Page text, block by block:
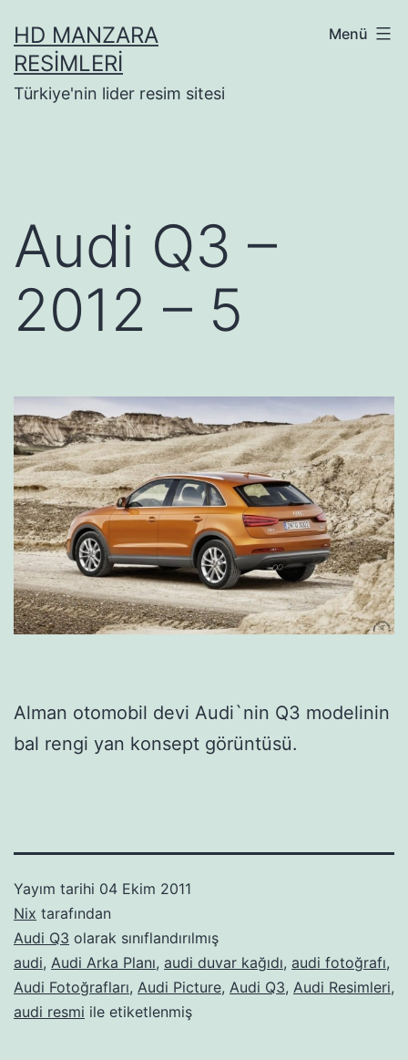
geçHD MANZARA
RESIMLERI
Türkiye'nin lider resim sitesi
Menü
Audi Q3 –
2012 – 5
Alman otomobil devi Audi`nin Q3 modelinin
bal rengi yan konsept görüntüsü.
Yayım tarihi 04 Ekim 2011
Nix tarafından
Audi Q3 olarak sınıflandırılmış
audi, Audi Arka Planı, audi duvar kağıdı, audi fotoğrafı,
Audi Fotoğrafları, Audi Picture, Audi Q3, Audi Resimleri,
audi resmi ile etiketlenmiş